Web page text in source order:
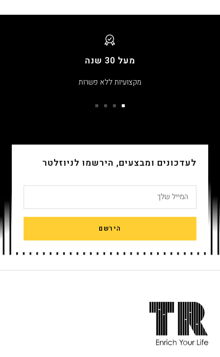
מעל 30 שנה
מקצועיות ללא פשרות
לעדכונים ומבצעים, הירשמו לניוזלטר
המייל שלך
הירשם
האתר,
באפשרותך
ללחוץ